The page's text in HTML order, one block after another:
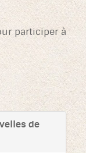
participer à
de